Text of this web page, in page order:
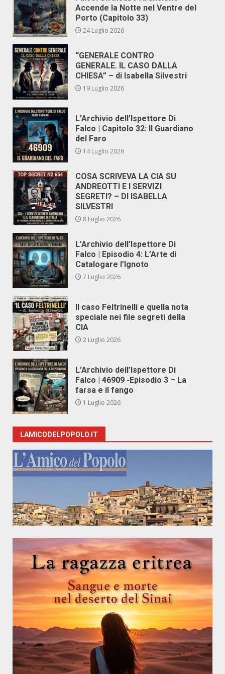
Accende la Notte nel Ventre del
Porto (Capitolo 33)
24 Luglio 2026
“GENERALE CONTRO
GENERALE. IL CASO DALLA
CHIESA” – di Isabella Silvestri
19 Luglio 2026
L’Archivio dell’Ispettore Di
Falco | Capitolo 32: Il Guardiano
del Faro
14 Luglio 2026
COSA SCRIVEVA LA CIA SU
ANDREOTTI E I SERVIZI
SEGRETI? – DI ISABELLA
SILVESTRI
8 Luglio 2026
L’Archivio dell’Ispettore Di
Falco | Episodio 4: L’Arte di
Catalogare l’Ignoto
7 Luglio 2026
Il caso Feltrinelli e quella nota
speciale nei file segreti della
CIA
2 Luglio 2026
L’Archivio dell’Ispettore Di
Falco | 46909 -Episodio 3 – La
farsa e il fango
1 Luglio 2026
LAMICODELPOPOLO.IT